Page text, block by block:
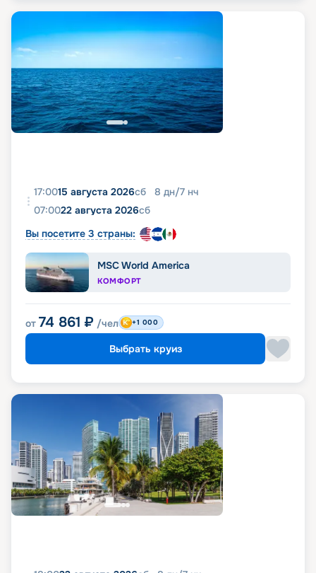
17:0015 августа 2026сб 8 дн/7 нч
07:0022 августа 2026сб
Вы посетите 3 страны:
MSC World America
КОМФОРТ
от 74 861 ₽ /чел +1 000
Выбрать круиз